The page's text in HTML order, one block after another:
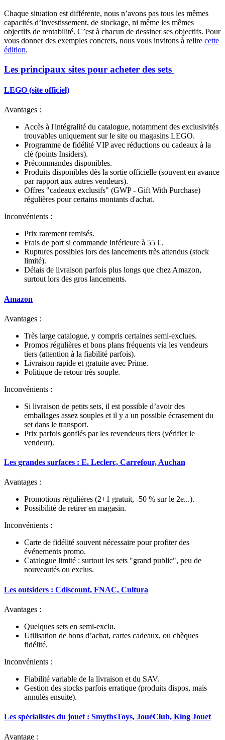
Chaque situation est différente, nous n’avons pas tous les mêmes
capacités d’investissement, de stockage, ni même les mêmes
objectifs de rentabilité. C’est à chacun de dessiner ses objectifs. Pour
vous donner des exemples concrets, nous vous invitons à relire cette
édition.
Les principaux sites pour acheter des sets
LEGO (site officiel)
Avantages :
Accès à l'intégralité du catalogue, notamment des exclusivités
trouvables uniquement sur le site ou magasins LEGO.
Programme de fidélité VIP avec réductions ou cadeaux à la
clé (points Insiders).
Précommandes disponibles.
Produits disponibles dès la sortie officielle (souvent en avance
par rapport aux autres vendeurs).
Offres "cadeaux exclusifs" (GWP - Gift With Purchase)
régulières pour certains montants d'achat.
Inconvénients :
Prix rarement remisés.
Frais de port si commande inférieure à 55 €.
Ruptures possibles lors des lancements très attendus (stock
limité).
Délais de livraison parfois plus longs que chez Amazon,
surtout lors des gros lancements.
Amazon
Avantages :
Très large catalogue, y compris certaines semi-exclues.
Promos régulières et bons plans fréquents via les vendeurs
tiers (attention à la fiabilité parfois).
Livraison rapide et gratuite avec Prime.
Politique de retour très souple.
Inconvénients :
Si livraison de petits sets, il est possible d’avoir des
emballages assez souples et il y a un possible écrasement du
set dans le transport.
Prix parfois gonflés par les revendeurs tiers (vérifier le
vendeur).
Les grandes surfaces : E. Leclerc, Carrefour, Auchan
Avantages :
Promotions régulières (2+1 gratuit, -50 % sur le 2e...).
Possibilité de retirer en magasin.
Inconvénients :
Carte de fidélité souvent nécessaire pour profiter des
événements promo.
Catalogue limité : surtout les sets "grand public", peu de
nouveautés ou exclus.
Les outsiders : Cdiscount, FNAC, Cultura
Avantages :
Quelques sets en semi-exclu.
Utilisation de bons d’achat, cartes cadeaux, ou chèques
fidélité.
Inconvénients :
Fiabilité variable de la livraison et du SAV.
Gestion des stocks parfois erratique (produits dispos, mais
annulés ensuite).
Les spécialistes du jouet : SmythsToys, JouéClub, King Jouet
Avantage :